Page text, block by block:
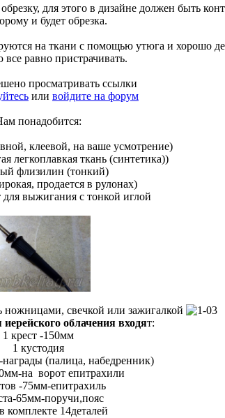
для этого в дизайне должен быть
и будет обрезка.
на ткани с помощью утюга и хорошо
все равно пристрачивать.
просматривать ссылки
или войдите на форум
понадобится:
клеевой, на ваше усмотрение)
легкоплавкая ткань (синтетика))
флизилин (тонкий)
продается в рулонах)
для выжигания с тонкой иглой
ножницами, свечкой или зажигалкой
облачения входят:
1 крест -150мм
1 кустодия
награды (палица, набедренник)
на ворот епитрахили
-75мм-епитрахиль
65мм-поручи,пояс
комплекте 14деталей